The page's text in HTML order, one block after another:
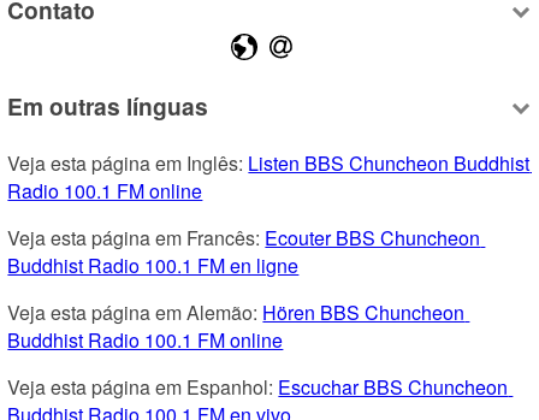
Contato
Em outras línguas
Veja esta página em Inglês: Listen BBS Chuncheon Buddhist
Radio 100.1 FM online
Veja esta página em Francês: Ecouter BBS Chuncheon
Buddhist Radio 100.1 FM en ligne
Veja esta página em Alemão: Hören BBS Chuncheon
Buddhist Radio 100.1 FM online
Veja esta página em Espanhol: Escuchar BBS Chuncheon
Buddhist Radio 100.1 FM en vivo